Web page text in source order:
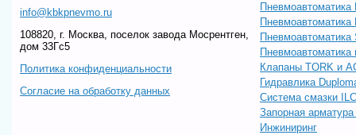
info@kbkpnevmo.ru
108820, г. Москва, поселок завода Мосрентген,
дом 33Гс5
Политика конфиденциальности
Согласие на обработку данных
Пневмоавтоматика
Пневмоавтоматика
Пневмоавтоматика
Клапаны TORK и
Гидравлика
Система смазки ILC
Запорная
Инжиниринг